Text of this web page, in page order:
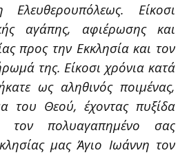
Είκοσι
αγάπης, αφιέρωσης και
προς την Εκκλησία και τον
της. Είκοσι χρόνια κατά
ως αληθινός ποιμένας,
του Θεού, έχοντας πυξίδα
τον πολυαγαπημένο σας
μας Άγιο Ιωάννη τον